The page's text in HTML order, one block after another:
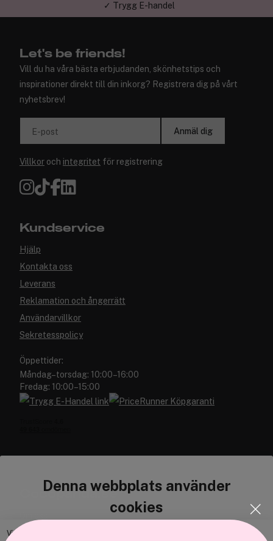
Denna webbplats använder
cookies
Vi använder enhetsidentifierare för att anpassa innehållet och
✓ Trygg E-handel
Let's be friends!
Vill du ha våra bästa erbjudanden, skönhetstips och
inspirationer direkt till din inkorg? Registrera dig på vårt
nyhetsbrev!
E-post Anmäl dig
Villkor och integritet för registrering
Kundservice
Hjälp
Kontakta oss
Leverans
Reklamation och ångerrätt
Användarvillkor
Sekretesspolicy
Öppettider:
Måndag–torsdag: 10:00–16:00
Fredag: 10:00–15:00
Cocopanda.se